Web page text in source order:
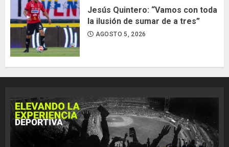
Jesús Quintero: “Vamos con toda
la ilusión de sumar de a tres”
AGOSTO 5, 2026